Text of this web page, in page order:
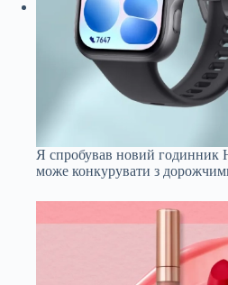
Я спробував новий годинник
може конкурувати з